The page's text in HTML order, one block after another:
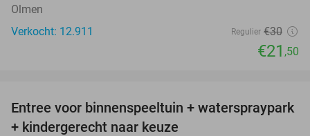
Olmen
Verkocht: 12.911
Regulier €30
€21 ,50
40%
Entree voor binnenspeeltuin + waterspraypark
+ kindergerecht naar keuze